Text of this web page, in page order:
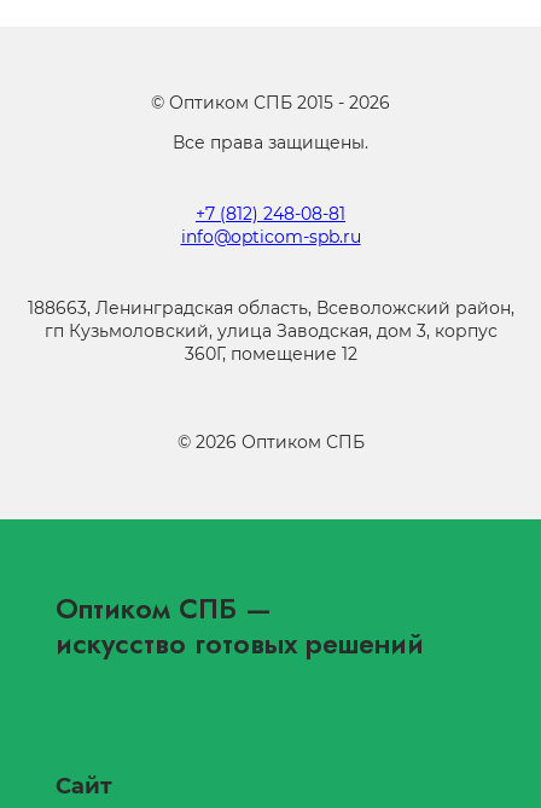
© Оптиком СПБ 2015 - 2026
Все права защищены.
+7 (812) 248-08-81
info@opticom-spb.ru
188663, Ленинградская область, Всеволожский район,
гп Кузьмоловский, улица Заводская, дом 3, корпус
360Г, помещение 12
© 2026 Оптиком СПБ
Оптиком СПБ —
искусство готовых решений
Сайт